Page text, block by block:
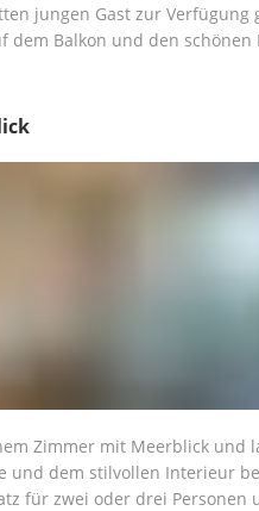
jungen Gast zur Verfügung
dem Balkon und den
Zimmer mit Meerblick und
und dem stilvollen Interieur
für zwei oder drei Personen